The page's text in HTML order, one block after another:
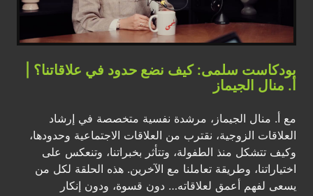
بودكاست سلمى: كيف نضع حدود في علاقاتنا؟ |
أ. منال الجيماز
مع أ. منال الجيماز، مرشدة نفسية متخصصة في إرشاد
العلاقات الزوجية، نقترب من العلاقات الاجتماعية وحدودها،
وكيف تتشكل منذ الطفولة، وتتأثر بخبراتنا، وتنعكس على
اختياراتنا، وطريقة تعاملنا مع الآخرين. هذه الحلقة لكل من
يسعى لفهم أعمق لعلاقاته… دون قسوة، ودون إنكار